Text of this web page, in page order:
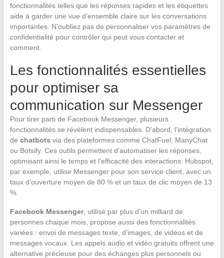
fonctionnalités telles que les réponses rapides et les étiquettes
aide à garder une vue d’ensemble claire sur les conversations
importantes. N’oubliez pas de personnaliser vos paramètres de
confidentialité pour contrôler qui peut vous contacter et
comment.
Les fonctionnalités essentielles
pour optimiser sa
communication sur Messenger
Pour tirer parti de Facebook Messenger, plusieurs
fonctionnalités se révèlent indispensables. D’abord, l’intégration
de chatbots via des plateformes comme ChatFuel, ManyChat
ou Botsify. Ces outils permettent d’automatiser les réponses,
optimisant ainsi le temps et l’efficacité des interactions. Hubspot,
par exemple, utilise Messenger pour son service client, avec un
taux d’ouverture moyen de 80 % et un taux de clic moyen de 13
%.
Facebook Messenger, utilisé par plus d’un milliard de
personnes chaque mois, propose aussi des fonctionnalités
variées : envoi de messages texte, d’images, de vidéos et de
messages vocaux. Les appels audio et vidéo gratuits offrent une
alternative précieuse pour des échanges plus personnels ou